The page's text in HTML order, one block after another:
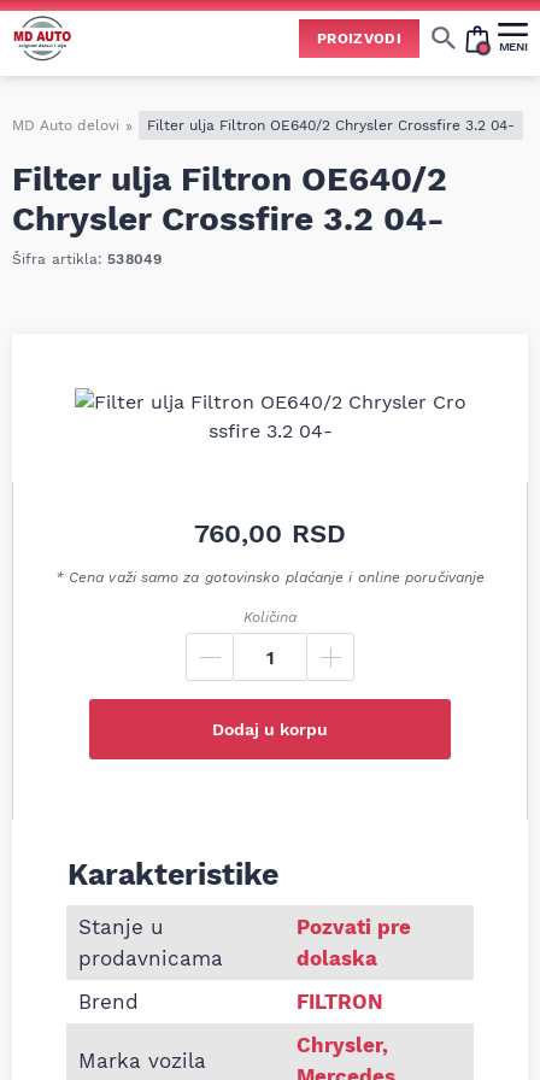
PROIZVODI MENI
MD Auto delovi » Filter ulja Filtron OE640/2 Chrysler Crossfire 3.2 04-
Filter ulja Filtron OE640/2
Chrysler Crossfire 3.2 04-
Šifra artikla:538049
760,00 RSD
* Cena važi samo za gotovinsko plaćanje i online poručivanje
Količina
Dodaj u korpu
Informacije o Filter ulja Filtron OE640/2 Chrysler
Karakteristike
Stanje u
prodavnicama
Pozvati pre
dolaska
Brend
FILTRON
Marka vozila
Chrysler,